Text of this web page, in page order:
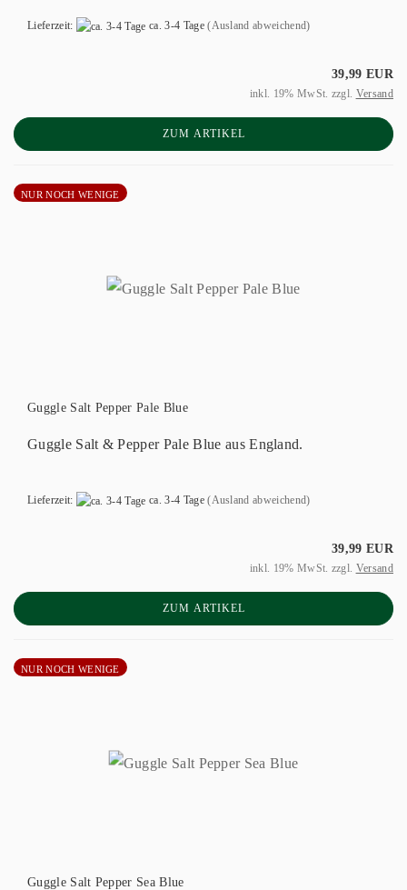
Lieferzeit: ca. 3-4 Tage (Ausland abweichend)
39,99 EUR
inkl. 19% MwSt. zzgl. Versand
ZUM ARTIKEL
NUR NOCH WENIGE
Guggle Salt Pepper Pale Blue
Guggle Salt & Pepper Pale Blue aus England.
Lieferzeit: ca. 3-4 Tage (Ausland abweichend)
39,99 EUR
inkl. 19% MwSt. zzgl. Versand
ZUM ARTIKEL
NUR NOCH WENIGE
Guggle Salt Pepper Sea Blue